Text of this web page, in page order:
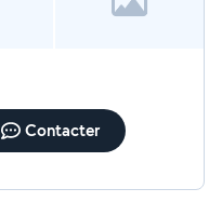
Contacter